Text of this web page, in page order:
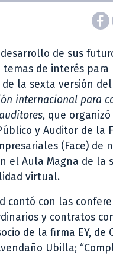
de sus
temas de interés
la sexta versión
internacional para
, que
y Auditor de la
(Face) de
el Aula Magna de la
virtual.
contó con las
y contratos
de la firma EY, de
Ubilla;